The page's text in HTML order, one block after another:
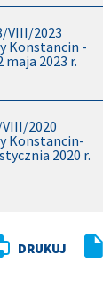
VIII/2023
Konstancin -
2023 r.
2020
Konstancin-
2020 r.
DRUKUJ